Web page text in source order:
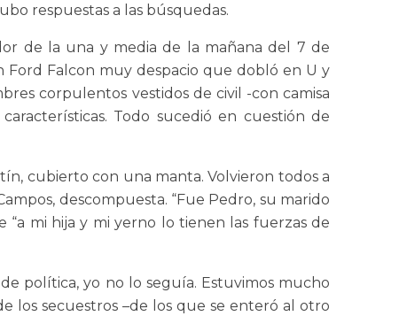
respuestas a las búsquedas.
de la una y media de la mañana del 7 de
Ford Falcon muy despacio que dobló en U y
corpulentos vestidos de civil -con camisa
Todo sucedió en cuestión de
cubierto con una manta. Volvieron todos a
descompuesta. “Fue Pedro, su marido
mi hija y mi yerno lo tienen las fuerzas de
política, yo no lo seguía. Estuvimos mucho
los secuestros –de los que se enteró al otro